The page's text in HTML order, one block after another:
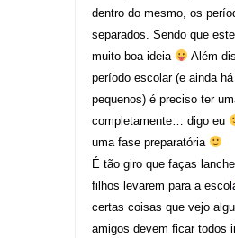
dentro do mesmo, os
separados. Sendo que
muito boa ideia
Além
período escolar (e ainda
pequenos) é preciso ter
completamente… digo eu
uma fase preparatória
É tão giro que faças
filhos levarem para a
certas coisas que vejo
amigos devem ficar todos